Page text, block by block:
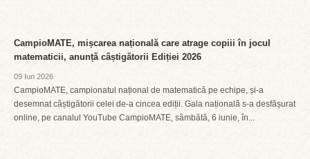
CampioMATE, mișcarea națională care atrage copiii în jocul
matematicii, anunță câștigătorii Ediției 2026
09 Iun 2026
CampioMATE, campionatul național de matematică pe echipe, și-a
desemnat câștigătorii celei de-a cincea ediții. Gala națională s-a desfășurat
online, pe canalul YouTube CampioMATE, sâmbătă, 6 iunie, în...